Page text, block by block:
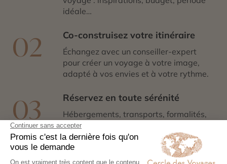
idéale…
02 Co-construisez votre itinéraire
Échangez avec un conseiller-expert
pour créer un voyage à votre image,
adapté à vos envies et à votre rythme.
03 Réservez en toute sérénité
Hébergements, transports, formalités,
expériences exclusives : nous nous
chargeons de tout. Il ne vous reste plus
qu’à partir !